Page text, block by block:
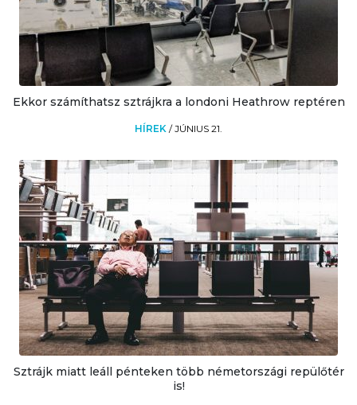
Ekkor számíthatsz sztrájkra a londoni Heathrow reptéren
HÍREK /JÚNIUS 21.
Sztrájk miatt leáll pénteken több németországi repülőtér
is!